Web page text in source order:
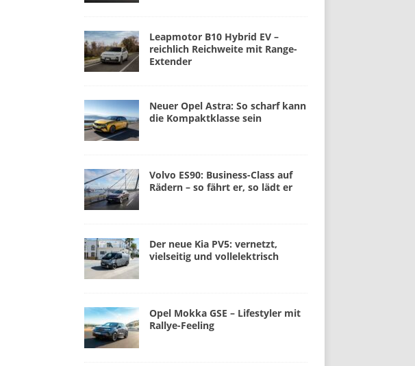
Leapmotor B10 Hybrid EV –
reichlich Reichweite mit Range-
Extender
Neuer Opel Astra: So scharf kann
die Kompaktklasse sein
Volvo ES90: Business-Class auf
Rädern – so fährt er, so lädt er
Der neue Kia PV5: vernetzt,
vielseitig und vollelektrisch
Opel Mokka GSE – Lifestyler mit
Rallye-Feeling